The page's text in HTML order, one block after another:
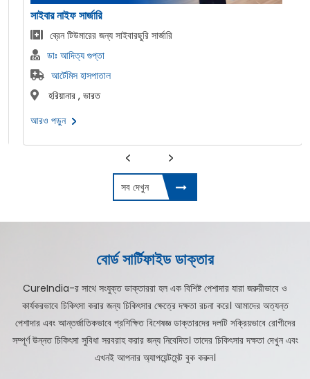
সাইবার নাইফ সার্জারি
ব্রেন টিউমারের জন্য সাইবারছুরি সার্জারি
ডাঃ আদিত্য গুপ্তা
আর্টেমিস হাসপাতাল
হরিয়ানার , ভারত
আরও পড়ুন
সব দেখুন
বোর্ড সার্টিফাইড ডাক্তার
CureIndia-র সাথে সংযুক্ত ডাক্তাররা হল এক বিশিষ্ট পেশাদার যারা জরুরীভাবে ও
কার্যকরভাবে চিকিৎসা করার জন্য চিকিৎসার ক্ষেত্রে দক্ষতা রচনা করে। আমাদের অত্যন্ত
পেশাদার এবং আন্তর্জাতিকভাবে প্রশিক্ষিত বিশেষজ্ঞ ডাক্তারদের দলটি সক্রিয়ভাবে রোগীদের
সম্পূর্ণ উন্নত চিকিৎসা সুবিধা সরবরাহ করার জন্য নিবেদিত। তাদের চিকিৎসার দক্ষতা দেখুন এবং
এখনই আপনার অ্যাপয়েন্টমেন্ট বুক করুন।